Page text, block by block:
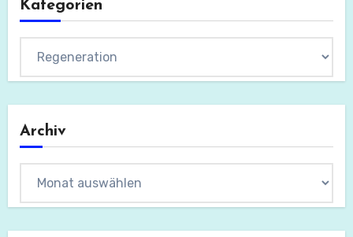
Kategorien
Archiv